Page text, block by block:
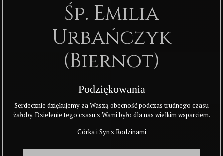
Śp. Emilia
Urbańczyk
(Biernot)
Podziękowania
Serdecznie dziękujemy za Waszą obecność podczas trudnego czasu
żałoby. Dzielenie tego czasu z Wami było dla nas wielkim wsparciem.
Córka i Syn z Rodzinami